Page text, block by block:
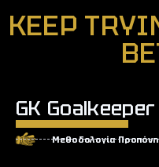
KEEP
GK
Μεθοδολογία